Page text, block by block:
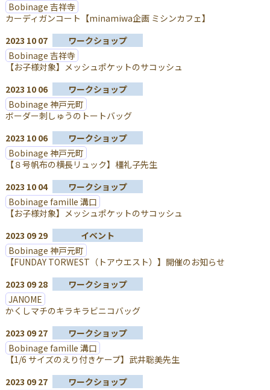
Bobinage 吉祥寺
カーディガンコート【minamiwa企画 ミシンカフェ】
2023 10 07
ワークショップ
Bobinage 吉祥寺
【お子様対象】メッシュポケットのサコッシュ
2023 10 06
ワークショップ
Bobinage 神戸元町
ボーダー刺しゅうのトートバッグ
2023 10 06
ワークショップ
Bobinage 神戸元町
【８号帆布の横長リュック】橿礼子先生
2023 10 04
ワークショップ
Bobinage famille 溝口
【お子様対象】メッシュポケットのサコッシュ
2023 09 29
イベント
Bobinage 神戸元町
【FUNDAY TORWEST（トアウエスト）】開催のお知らせ
2023 09 28
ワークショップ
JANOME
かくしマチのキラキラビニコバッグ
2023 09 27
ワークショップ
Bobinage famille 溝口
【1/6 サイズのえり付きケープ】武井聡美先生
2023 09 27
ワークショップ